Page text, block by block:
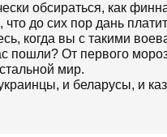
обсираться, как
до сих пор дань
когда вы с такими
пошли? От первого
мир.
и беларусы, и